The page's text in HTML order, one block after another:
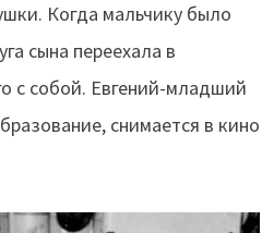
Когда мальчику было
сына переехала в
с собой. Евгений-младший
снимается в кино